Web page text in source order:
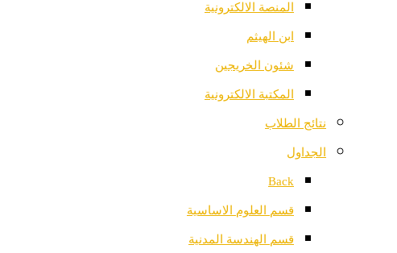
المنصة الالكترونية
ابن الهيثم
شئون الخريجين
المكتبة الالكترونية
نتائج الطلاب
الجداول
Back
قسم العلوم الاساسية
قسم الهندسة المدنية